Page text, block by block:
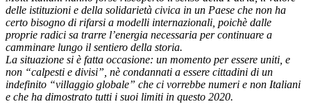
delle istituzioni e della solidarietà civica in un Paese che non ha
certo bisogno di rifarsi a modelli internazionali, poichè dalle
proprie radici sa trarre l’energia necessaria per continuare a
camminare lungo il sentiero della storia.
La situazione si è fatta occasione: un momento per essere uniti, e
non “calpesti e divisi”, nè condannati a essere cittadini di un
indefinito “villaggio globale” che ci vorrebbe numeri e non Italiani
e che ha dimostrato tutti i suoi limiti in questo 2020.